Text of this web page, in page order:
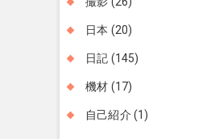
日本 (20)
日記 (145)
機材 (17)
自己紹介 (1)